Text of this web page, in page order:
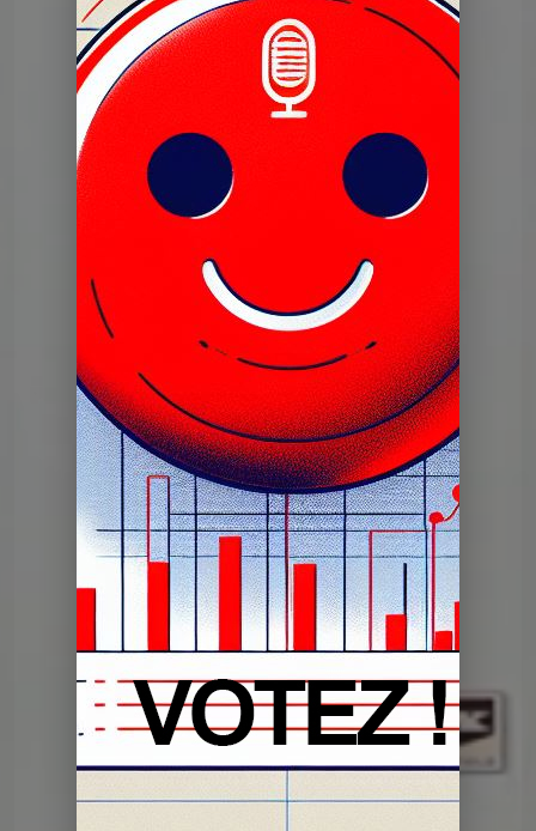
Dans mon tiroir DERNIERE DMT du 25 06 2024
Dans mon tiroir DMT du 28 05 2024
Dans mon tiroir DMT du 14 05 2024
Dans mon tiroir DMT du 30 04 2024
Dans mon tiroir DMT du 16 04 2024
Dans mon tiroir DMT du 02 04 2024
Dans mon tiroir DMT du 19 03 2024
Dans mon tiroir DMT du 05 03 2024